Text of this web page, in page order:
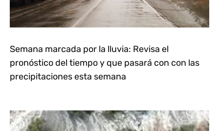
Semana marcada por la lluvia: Revisa el
pronóstico del tiempo y que pasará con con las
precipitaciones esta semana